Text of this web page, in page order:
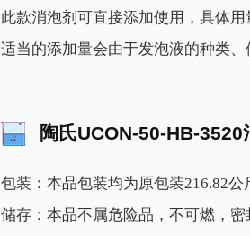
此款消泡剂可直接添加使用，具体用
适当的添加量会由于发泡液的种类
陶氏UCON-50-HB-3520
包装：本品包装均为原包装216.82公
储存：本品不属危险品，不可燃，密